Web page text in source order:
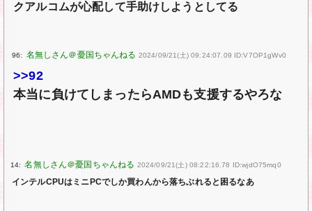
クアルコムが心配して手助けしようとしてる
96: 2024/09/21(土) 09:24:07.09 ID:V7OP1gWv0
>>92
本当に負けてしまったらAMDも支援するやろな
14: 2024/09/21(土) 08:22:16.78 ID:wjdO75mq0
インテルCPUはミニPCでしか買わんから落ちぶれると困るなあ